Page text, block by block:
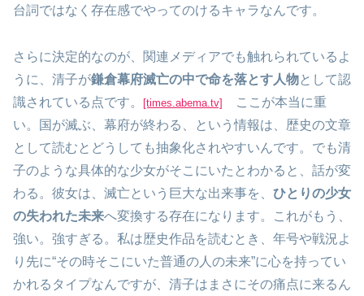
台詞ではなく存在感でやってのけるキャラなんです。
さらに決定的なのが、関連メディアでも触れられているよ
うに、清子が鎌倉幕府滅亡の中で命を落とす人物として認
識されている点です。
[times.abema.tv]
ここが本当に重
い。国が滅ぶ、幕府が終わる、という情報は、歴史の文章
として読むとどうしても抽象化されやすいんです。でも清
子のような具体的な少女がそこにいたとわかると、話が変
わる。彼女は、滅亡という巨大な出来事を、 ひとりの少女
の失われた未来へ変換する存在になります。これがもう、
強い。強すぎる。私は歴史作品を読むとき、年号や戦況よ
り先に“その時そこにいた普通の人の未来”に心を持ってい
かれるタイプなんですが、清子はまさにその痛点に来るん